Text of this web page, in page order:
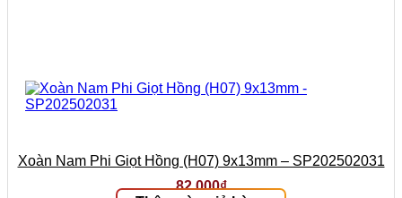
Xoàn Nam Phi Giọt Hồng (H07) 9x13mm – SP202502031
82.000₫